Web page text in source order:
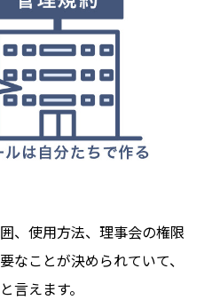
、使用方法、理事会の権限
なことが決められていて、
言えます。